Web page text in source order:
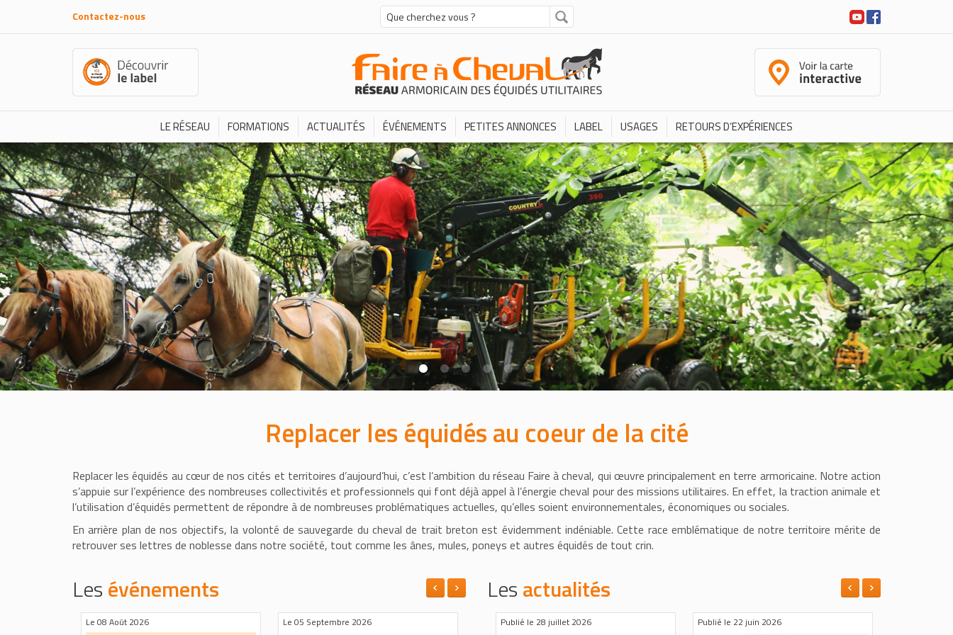
Contactez-nous
LE RÉSEAU FORMATIONS ACTUALITÉS ÉVÉNEMENTS PETITES ANNONCES LABEL USAGES RETOURS D’EXPÉRIENCES
Replacer les équidés au coeur de la cité
Replacer les équidés au cœur de nos cités et territoires d’aujourd’hui, c’est l’ambition du réseau Faire à cheval, qui œuvre principalement en terre armoricaine. Notre action
s’appuie sur l’expérience des nombreuses collectivités et professionnels qui font déjà appel à l’énergie cheval pour des missions utilitaires. En effet, la traction animale et
l’utilisation d’équidés permettent de répondre à de nombreuses problématiques actuelles, qu’elles soient environnementales, économiques ou sociales.
En arrière plan de nos objectifs, la volonté de sauvegarde du cheval de trait breton est évidemment indéniable. Cette race emblématique de notre territoire mérite de
retrouver ses lettres de noblesse dans notre société, tout comme les ânes, mules, poneys et autres équidés de tout crin.
Lesévénements
Du 23 Septembre 2026 au 24 Septembre
Du 26 Septembre 2026 au 27 Septembre
Le 08 Août 2026 Le 05 Septembre 2026
Lesactualités
Publié le 28 juillet 2026 Publié le 22 juin 2026 Publié le 19 juin 2026 Publié le 8 juin 2026